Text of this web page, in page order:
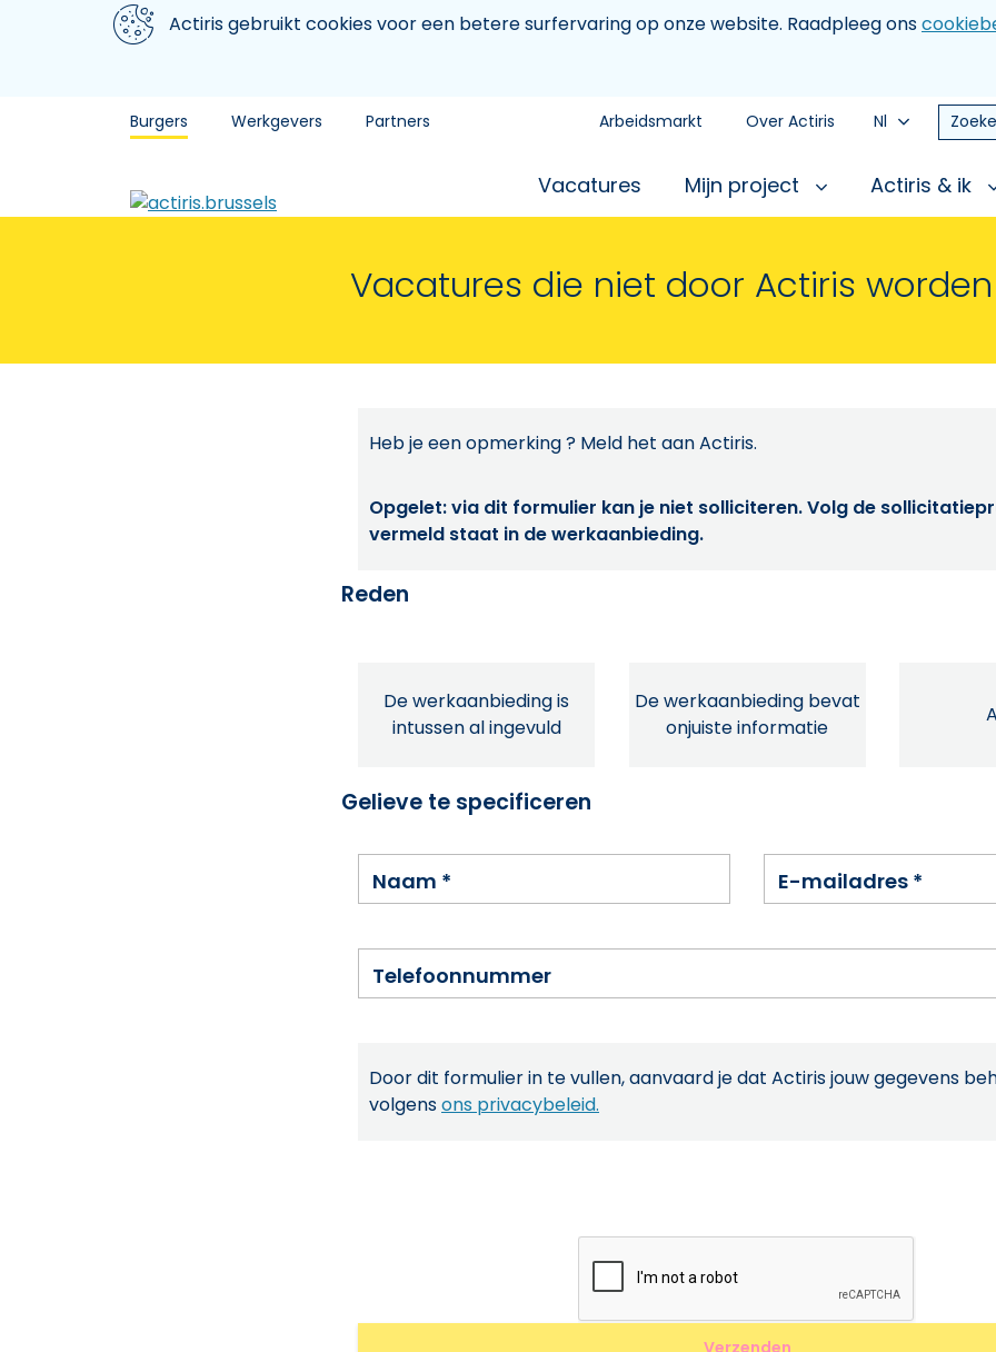
Aller au contenu principal
We gebruiken cookiesActiris gebruikt cookies voor een betere surfervaring op onze website. Raadpleeg ons
Burgers Werkgevers Partners Arbeidsmarkt Over Actiris Nl
Vacatures Mijn project Actiris & ik
Vacatures die niet door Actiris
Heb je een opmerking ? Meld het aan Actiris.
Opgelet: via dit formulier kan je niet solliciteren. Volg de
vermeld staat in de werkaanbieding.
Reden
De werkaanbieding is
intussen al ingevuld
De werkaanbieding bevat
onjuiste informatie
Gelieve te specificeren
Naam * E-mailadres *
Telefoonnummer
Door dit formulier in te vullen, aanvaard je dat Actiris jouw gegevens
volgensons privacybeleid.